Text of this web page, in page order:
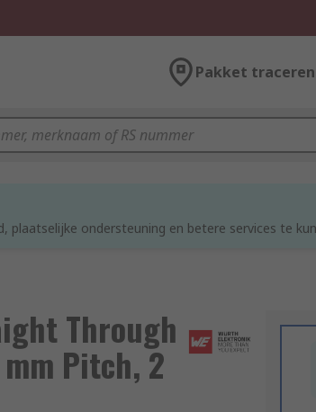
Pakket traceren
ondersteuning en betere services te
Through
Pitch, 2